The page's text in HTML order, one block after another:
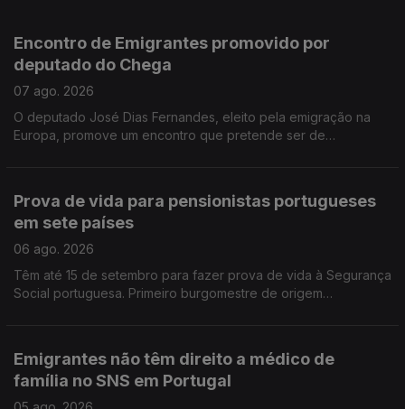
Encontro de Emigrantes promovido por
deputado do Chega
07 ago. 2026
O deputado José Dias Fernandes, eleito pela emigração na
Europa, promove um encontro que pretende ser de
Prova de vida para pensionistas portugueses
em sete países
06 ago. 2026
Têm até 15 de setembro para fazer prova de vida à Segurança
Social portuguesa. Primeiro burgomestre de origem
Emigrantes não têm direito a médico de
família no SNS em Portugal